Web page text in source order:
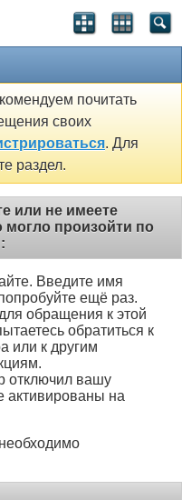
почитать
своих
. Для
раздел.
или не имеете
могло произойти по
Введите имя
ещё раз.
обращения к этой
обратиться к
или к другим
отключил вашу
активированы на